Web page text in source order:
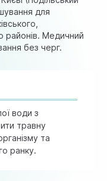
для
районів. Медичний
без черг.
води з
травну
та
ранку.